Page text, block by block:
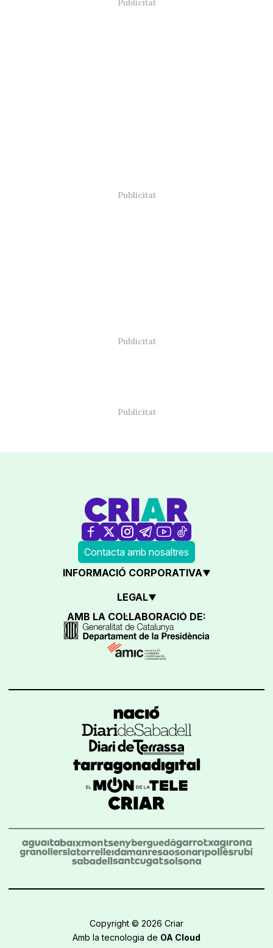
Contacta amb nosaltres
INFORMACIÓ CORPORATIVA
LEGAL
AMB LA COL·LABORACIÓ DE:
Copyright © 2026 Criar
Amb la tecnologia de OA Cloud